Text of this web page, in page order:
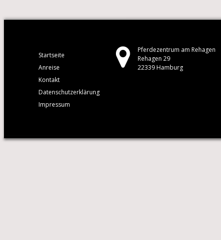
Startseite
Anreise
Kontakt
Datenschutzerklärung
Impressum
Pferdezentrum am Rehagen
Rehagen 29
22339 Hamburg